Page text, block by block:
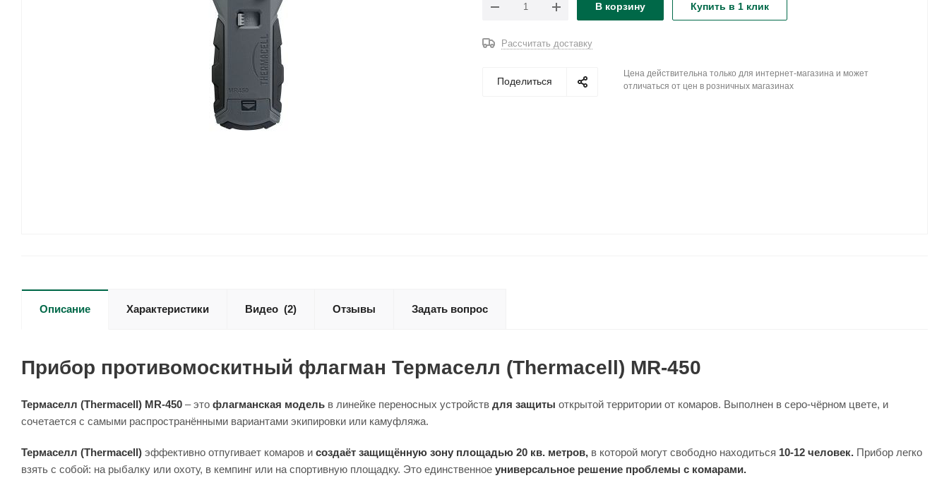
В корзину Купить в 1 клик
Рассчитать доставку
Поделиться
Цена действительна только для интернет-магазина и может
отличаться от цен в розничных магазинах
Описание Характеристики Видео (2) Отзывы Задать вопрос
Прибор противомоскитный флагман Термаселл (Thermacell) MR-450
Термаселл (Thermacell) MR-450 – это флагманская модель в линейке переносных устройств для защиты открытой территории от комаров. Выполнен в серо-чёрном цвете, и
сочетается с самыми распространёнными вариантами экипировки или камуфляжа.
Термаселл (Thermacell) эффективно отпугивает комаров и создаёт защищённую зону площадью 20 кв. метров, в которой могут свободно находиться 10-12 человек. Прибор легко
взять с собой: на рыбалку или охоту, в кемпинг или на спортивную площадку. Это единственное универсальное решение проблемы с комарами.